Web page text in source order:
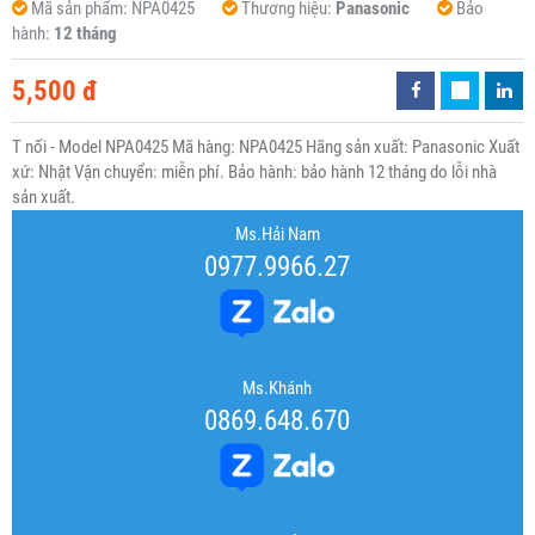
Mã sản phẩm: NPA0425 Thương hiệu: Panasonic
Bảo
hành: 12 tháng
5,500 đ
T nối - Model NPA0425 Mã hàng: NPA0425 Hãng sản xuất: Panasonic Xuất
xứ: Nhật Vận chuyển: miễn phí. Bảo hành: bảo hành 12 tháng do lỗi nhà
sản xuất.
Ms.Hải Nam
0977.9966.27
Ms.Khánh
0869.648.670